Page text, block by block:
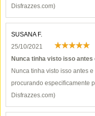
Disfrazzes.com)
SUSANA F.
25/10/2021
Nunca tinha visto isso antes
Nunca tinha visto isso antes
procurando especificamente
Disfrazzes.com)